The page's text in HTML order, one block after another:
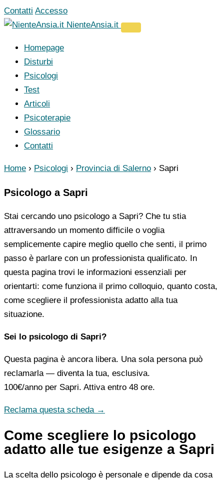
Vai
al
Contatti Accesso
NienteAnsia.it
Homepage
Disturbi
Psicologi
Test
Articoli
Psicoterapie
Glossario
Contatti
Home › Psicologi › Provincia di Salerno › Sapri
Psicologo a Sapri
Stai cercando uno psicologo a Sapri? Che tu stia
attraversando un momento difficile o voglia
semplicemente capire meglio quello che senti, il primo
passo è parlare con un professionista qualificato. In
questa pagina trovi le informazioni essenziali per
orientarti: come funziona il primo colloquio, quanto costa,
come scegliere il professionista adatto alla tua
situazione.
Sei lo psicologo di Sapri?
Questa pagina è ancora libera. Una sola persona può
reclamarla — diventa la tua, esclusiva.
100€/anno per Sapri. Attiva entro 48 ore.
Reclama questa scheda →
Come scegliere lo psicologo
adatto alle tue esigenze a Sapri
La scelta dello psicologo è personale e dipende da cosa